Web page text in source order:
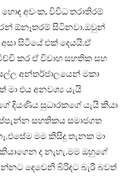
අවංක, විවිධ තරාතිරම්
ඕනෑතරම් සිටිනවා.ඔවුන්
සිටියේ එක් දෙයයි.ඒ
කර ඒ විවාහ සහතික සහ
අන්තර්ජාලයෙන් මකා
එය අනවශ්‍ය යැයි
දියණිය සුධාරකගේ යැයි කියා
සහතිකය සමාජගත
මම කිසිදු තැනක මා
ද නැහැ.මම ඔහුගේ
දෙවෙනි බිරිඳට බැරි බවත්